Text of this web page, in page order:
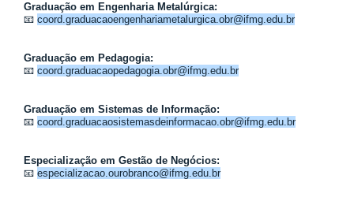
Graduação em Engenharia Metalúrgica:
📧 coord.graduacaoengenhariametalurgica.obr@ifmg.edu.br
Graduação em Pedagogia:
📧 coord.graduacaopedagogia.obr@ifmg.edu.br
Graduação em Sistemas de Informação:
📧 coord.graduacaosistemasdeinformacao.obr@ifmg.edu.br
Especialização em Gestão de Negócios:
📧 especializacao.ourobranco@ifmg.edu.br